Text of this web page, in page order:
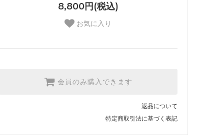
8,800円(税込)
お気に入り
会員のみ購入できます
返品について
特定商取引法に基づく表記